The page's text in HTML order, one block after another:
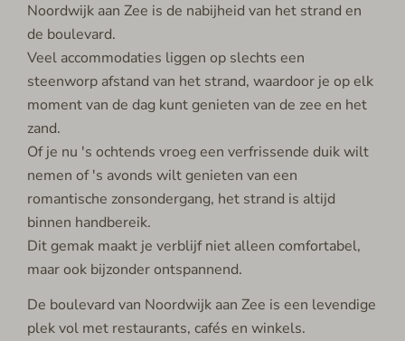
Noordwijk aan Zee is de nabijheid van het strand en
de boulevard.
Veel accommodaties liggen op slechts een
steenworp afstand van het strand, waardoor je op elk
moment van de dag kunt genieten van de zee en het
zand.
Of je nu 's ochtends vroeg een verfrissende duik wilt
nemen of 's avonds wilt genieten van een
romantische zonsondergang, het strand is altijd
binnen handbereik.
Dit gemak maakt je verblijf niet alleen comfortabel,
maar ook bijzonder ontspannend.
De boulevard van Noordwijk aan Zee is een levendige
plek vol met restaurants, cafés en winkels.